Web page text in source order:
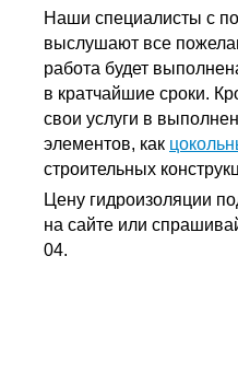
Наши специалисты с
выслушают все
работа будет
в кратчайшие сроки.
свои услуги в
элементов, как
строительных
Цену гидроизоляции
на сайте или
04.